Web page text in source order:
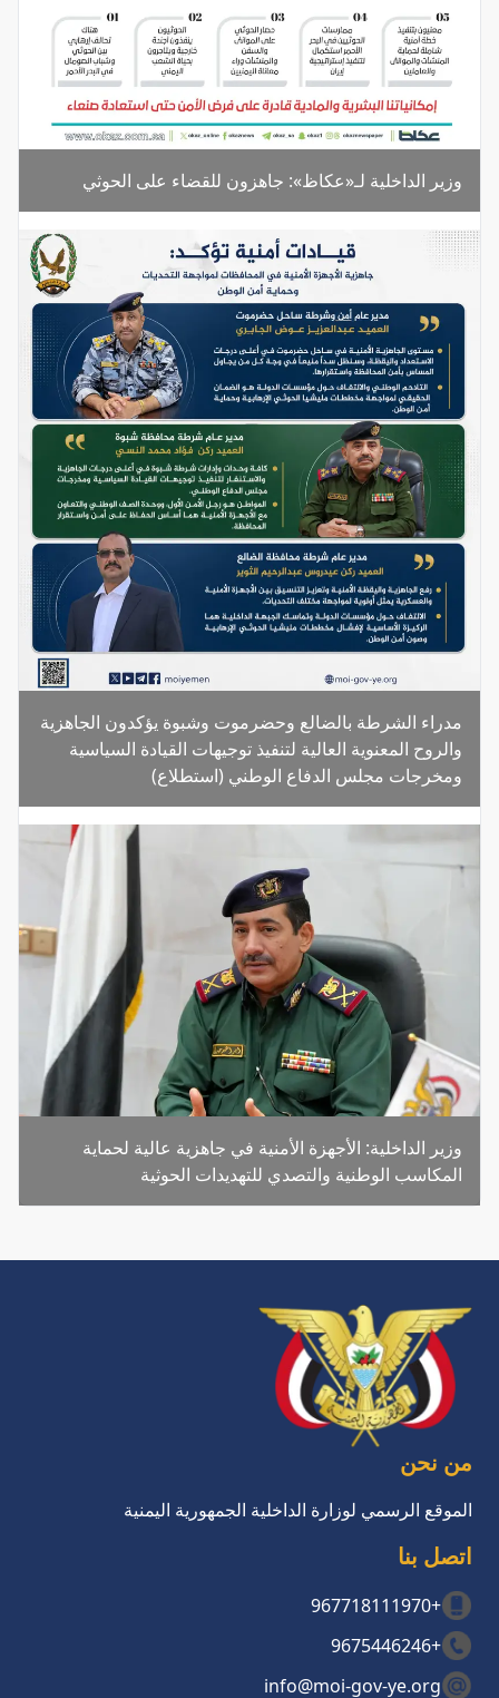
وزير الداخلية لـ«عكاظ»: جاهزون للقضاء على الحوثي
مدراء الشرطة بالضالع وحضرموت وشبوة يؤكدون الجاهزية
والروح المعنوية العالية لتنفيذ توجيهات القيادة السياسية
ومخرجات مجلس الدفاع الوطني (استطلاع)
وزير الداخلية: الأجهزة الأمنية في جاهزية عالية لحماية
المكاسب الوطنية والتصدي للتهديدات الحوثية
من نحن
الموقع الرسمي لوزارة الداخلية الجمهورية اليمنية
اتصل بنا
+967718111970
+9675446246
info@moi-gov-ye.org